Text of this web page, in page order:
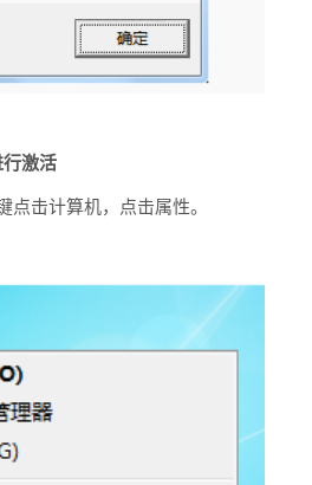
激活
点击计算机，点击属性。